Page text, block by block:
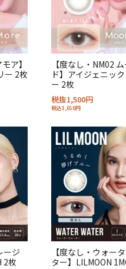
ア】
ー 2枚
【度なし・NM02
ド】アイジェニッ
ー 2枚
税抜1,500円
税込1,650円
ージ
2枚
【度なし・ウォー
ター】LILMOON